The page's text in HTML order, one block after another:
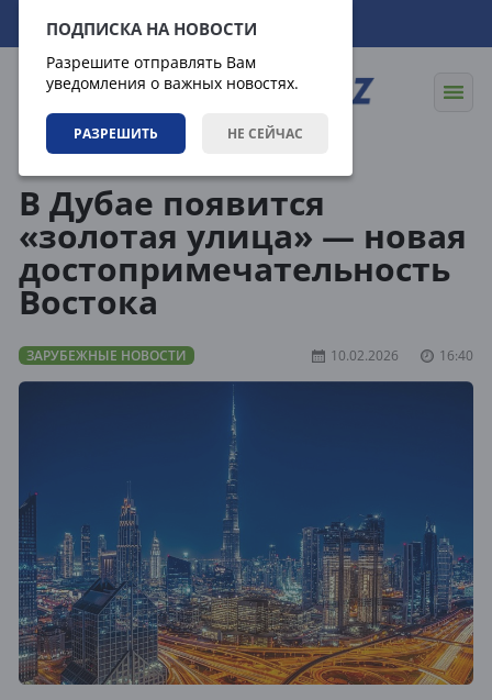
ПОДПИСКА НА НОВОСТИ
Разрешите отправлять Вам
уведомления о важных новостях.
РАЗРЕШИТЬ НЕ СЕЙЧАС
09.08.2026 13:33:34
В Дубае появится
«золотая улица» — новая
достопримечательность
Востока
ЗАРУБЕЖНЫЕ НОВОСТИ 10.02.2026 16:40